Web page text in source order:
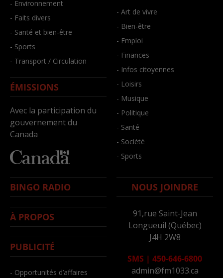
- Environnement
- Faits divers
- Santé et bien-être
- Sports
- Transport / Circulation
ÉMISSIONS
Avec la participation du
gouvernement du
Canada
- Art de vivre
- Bien-être
- Emploi
- Finances
- Infos citoyennes
- Loisirs
- Musique
- Politique
- Santé
- Société
- Sports
BINGO RADIO
À PROPOS
PUBLICITÉ
- Opportunités d’affaires
NOUS JOINDRE
91,rue Saint-Jean
Longueuil (Québec)
J4H 2W8
SMS | 450-646-6800
admin@fm1033.ca